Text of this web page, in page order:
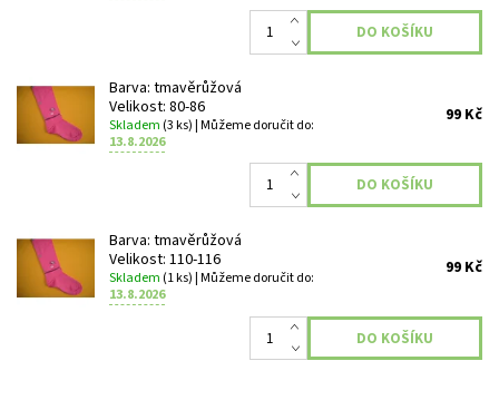
Barva: tmavěrůžová
Velikost: 80-86
Skladem (3 ks)| Můžeme doručit do:
13.8.2026
99 Kč
Barva: tmavěrůžová
Velikost: 110-116
Skladem (1 ks)| Můžeme doručit do:
13.8.2026
99 Kč